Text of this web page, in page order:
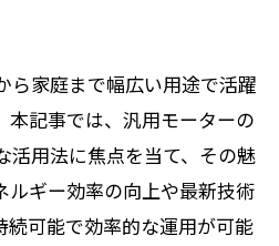
ら家庭まで幅広い用途で活躍
本記事では、汎用モーターの
活用法に焦点を当て、その魅
ルギー効率の向上や最新技術
続可能で効率的な運用が可能